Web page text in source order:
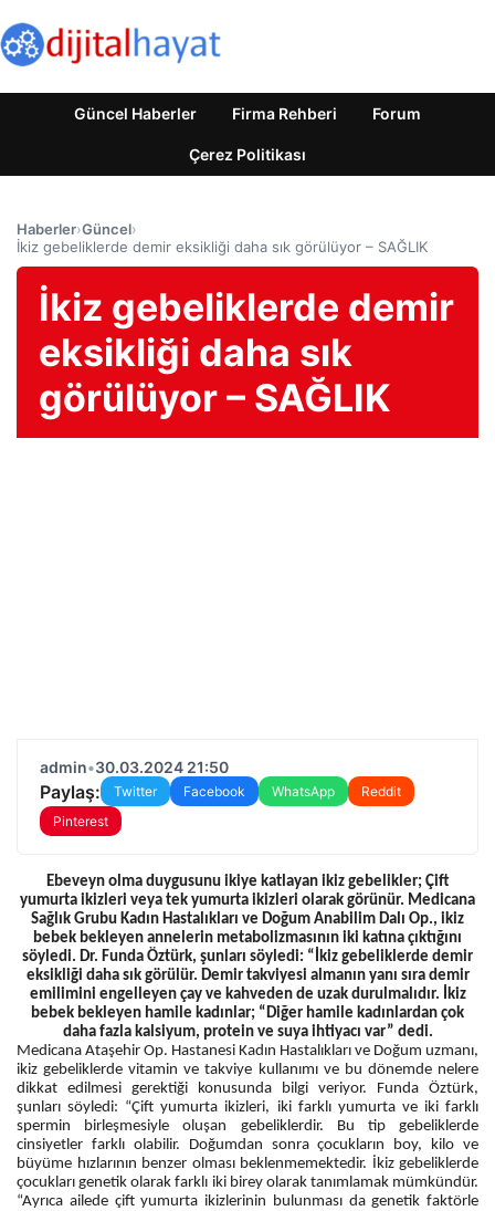
Güncel Haberler Firma Rehberi Forum
Çerez Politikası
Haberler›Güncel›
İkiz gebeliklerde demir eksikliği daha sık görülüyor – SAĞLIK
İkiz gebeliklerde demir
eksikliği daha sık
görülüyor – SAĞLIK
admin•30.03.2024 21:50
Paylaş: Twitter Facebook WhatsApp
Reddit
Pinterest
Ebeveyn olma duygusunu ikiye katlayan ikiz gebelikler; Çift
yumurta ikizleri veya tek yumurta ikizleri olarak görünür. Medicana
Sağlık Grubu Kadın Hastalıkları ve Doğum Anabilim Dalı Op., ikiz
bebek bekleyen annelerin metabolizmasının iki katına çıktığını
söyledi. Dr. Funda Öztürk, şunları söyledi: “İkiz gebeliklerde demir
eksikliği daha sık görülür. Demir takviyesi almanın yanı sıra demir
emilimini engelleyen çay ve kahveden de uzak durulmalıdır. İkiz
bebek bekleyen hamile kadınlar; “Diğer hamile kadınlardan çok
daha fazla kalsiyum, protein ve suya ihtiyacı var” dedi.
Medicana Ataşehir Op. Hastanesi Kadın Hastalıkları ve Doğum uzmanı,
ikiz gebeliklerde vitamin ve takviye kullanımı ve bu dönemde nelere
dikkat edilmesi gerektiği konusunda bilgi veriyor. Funda Öztürk,
şunları söyledi: “Çift yumurta ikizleri, iki farklı yumurta ve iki farklı
spermin birleşmesiyle oluşan gebeliklerdir. Bu tip gebeliklerde
cinsiyetler farklı olabilir. Doğumdan sonra çocukların boy, kilo ve
büyüme hızlarının benzer olması beklenmemektedir. İkiz gebeliklerde
çocukları genetik olarak farklı iki birey olarak tanımlamak mümkündür.
“Ayrıca ailede çift yumurta ikizlerinin bulunması da genetik faktörle